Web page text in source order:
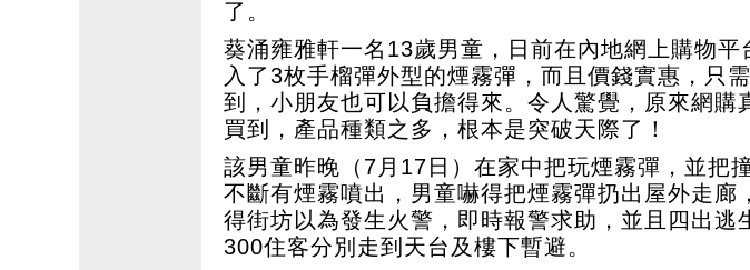
了。
葵涌雍雅軒一名13歲男童，日前在內地網上購物平
入了3枚手榴彈外型的煙霧彈，而且價錢實惠，只
到，小朋友也可以負擔得來。令人驚覺，原來網購
買到，產品種類之多，根本是突破天際了！
該男童昨晚（7月17日）在家中把玩煙霧彈，並把
不斷有煙霧噴出，男童嚇得把煙霧彈扔出屋外走廊
得街坊以為發生火警，即時報警求助，並且四出逃
300住客分別走到天台及樓下暫避。